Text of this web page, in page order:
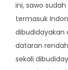
ini, sawo
termasuk
dibudidayakan
dataran
sekali